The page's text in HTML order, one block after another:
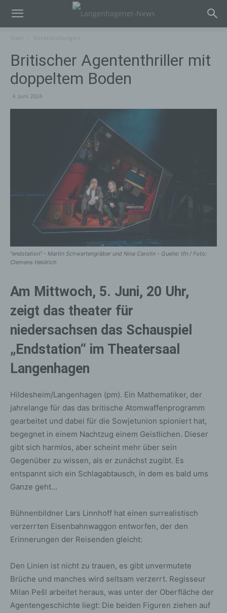
Britischer Agententhriller mit
doppeltem Boden
4. Juni 2024
"endstation" - Martin Schwartengräber und Nina Carolin - Quelle: tfn / Foto:
Clemens Heidrich
Am Mittwoch, 5. Juni, 20 Uhr,
zeigt das theater für
niedersachsen das Schauspiel
„Endstation“ im Theatersaal
Langenhagen
Hildesheim/Langenhagen (pm). Ein Mathematiker, der
jahrelange für das das britische Atomwaffenprogramm
gearbeitet und dabei für die Sowjetunion spioniert hat,
begegnet in einem Nachtzug einem Geistlichen. Dieser
gibt sich harmlos, aber scheint mehr über sein
Gegenüber zu wissen, als er zunächst zugibt. Es
entspannt sich ein Schlagabtausch, in dem es bald ums
Ganze geht…
Bühnenbildner Lars Linnhoff hat einen surrealistisch
verzerrten Eisenbahnwaggon entworfen, der den
Erinnerungen der Reisenden gleicht:
Den Linien ist nicht zu trauen, es gibt unvermutete
Brüche und manches wird seltsam verzerrt. Regisseur
Milan Pešl arbeitet heraus, was unter der Oberfläche der
Agentengeschichte liegt: Die beiden Figuren ziehen auf